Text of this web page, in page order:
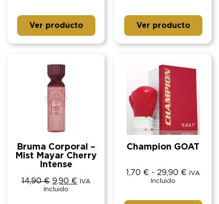
Ver producto Ver producto
Bruma Corporal –
Mist Mayar Cherry
Intense
14,90€ 9,90 €
IVA
Incluido
Champion GOAT
1,70 € - 29,90 €
IVA
Incluido